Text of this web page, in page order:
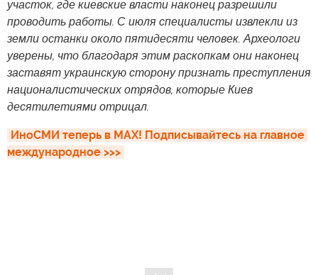
участок, где киевские власти наконец разрешили
проводить работы. С июля специалисты извлекли из
земли останки около пятидесяти человек. Археологи
уверены, что благодаря этим раскопкам они наконец
заставят украинскую сторону признать преступления
националистических отрядов, которые Киев
десятилетиями отрицал.
ИноСМИ теперь в MAX! Подписывайтесь на главное
международное >>>